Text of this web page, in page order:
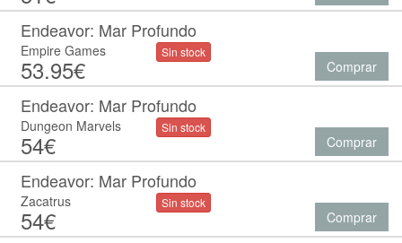
Endeavor: Mar Profundo
Empire Games
53.95€
Sin stock
Comprar
Endeavor: Mar Profundo
Dungeon Marvels
54€
Sin stock
Comprar
Endeavor: Mar Profundo
Zacatrus
54€
Sin stock
Comprar